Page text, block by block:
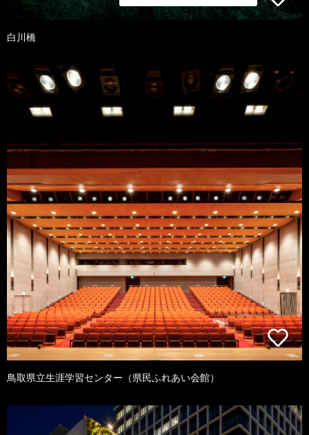
白川橋
鳥取県立生涯学習センター（県民ふれあい会館）